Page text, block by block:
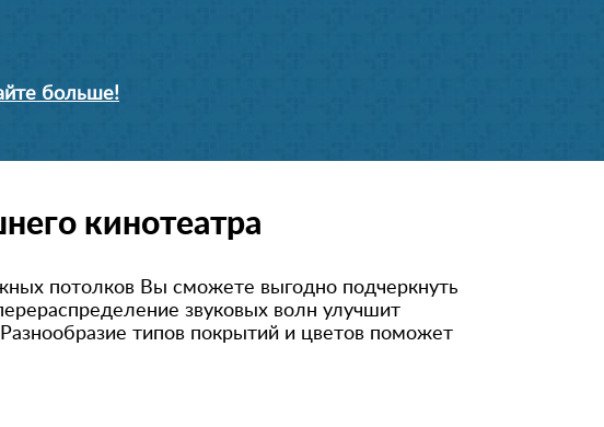
больше!
кинотеатра
потолков Вы сможете выгодно подчеркнуть
е звуковых волн улучшит
типов покрытий и цветов поможет